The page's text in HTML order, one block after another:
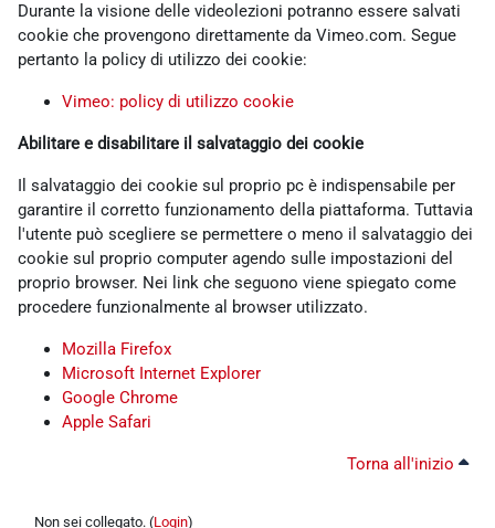
Durante la visione delle videolezioni potranno essere salvati
cookie che provengono direttamente da Vimeo.com. Segue
pertanto la policy di utilizzo dei cookie:
Vimeo: policy di utilizzo cookie
Abilitare e disabilitare il salvataggio dei cookie
Il salvataggio dei cookie sul proprio pc è indispensabile per
garantire il corretto funzionamento della piattaforma. Tuttavia
l'utente può scegliere se permettere o meno il salvataggio dei
cookie sul proprio computer agendo sulle impostazioni del
proprio browser. Nei link che seguono viene spiegato come
procedere funzionalmente al browser utilizzato.
Mozilla Firefox
Microsoft Internet Explorer
Google Chrome
Apple Safari
Torna all'inizio
Non sei collegato. (Login)